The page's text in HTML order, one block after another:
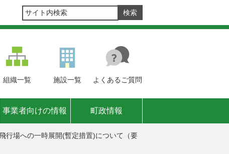
組織一覧 施設一覧 よくある ご質問
事業者向けの情報 町政情報
行場への一時展開(暫定措置)について（要